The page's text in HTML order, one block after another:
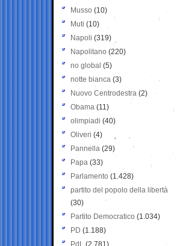
Musso (10)
Muti (10)
Napoli (319)
Napolitano (220)
no global (5)
notte bianca (3)
Nuovo Centrodestra (2)
Obama (11)
olimpiadi (40)
Oliveri (4)
Pannella (29)
Papa (33)
Parlamento (1.428)
partito del popolo della libertà
(30)
Partito Democratico (1.034)
PD (1.188)
PdL (2.781)